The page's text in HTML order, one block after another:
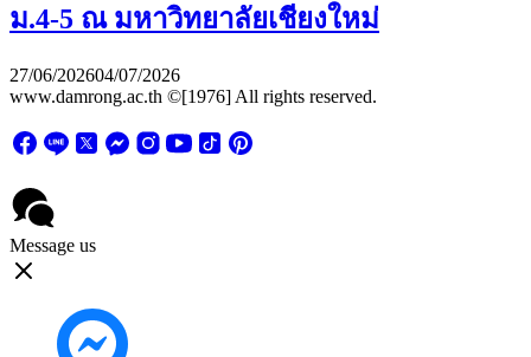
ม.4-5 ณ มหาวิทยาลัยเชียงใหม่
27/06/202604/07/2026
www.damrong.ac.th ©[1976] All rights reserved.
Message us